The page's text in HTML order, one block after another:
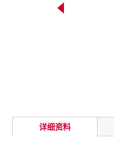
详细资料